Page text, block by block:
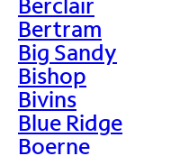
Bertram
Big Sandy
Bishop
Bivins
Blue Ridge
Boerne